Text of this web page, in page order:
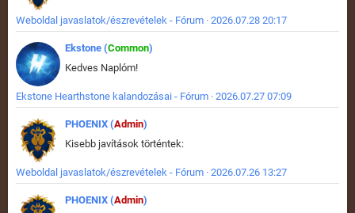
Weboldal javaslatok/észrevételek - Fórum · 2026.07.28 20:17
Ekstone (Common)
Kedves Naplóm!
Ekstone Hearthstone kalandozásai - Fórum · 2026.07.27 07:09
PHOENIX (Admin)
Kisebb javítások történtek:
Weboldal javaslatok/észrevételek - Fórum · 2026.07.26 13:27
PHOENIX (Admin)